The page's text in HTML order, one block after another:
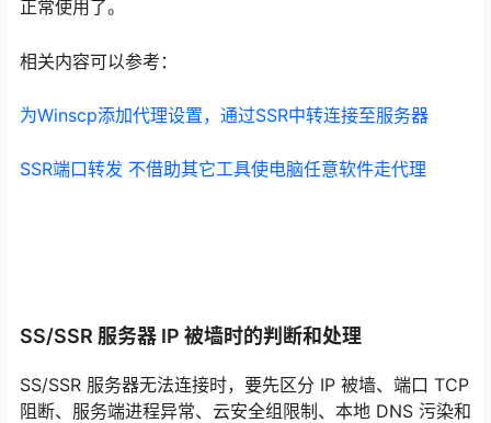
正常使用了。
相关内容可以参考：
为Winscp添加代理设置，通过SSR中转连接至服务器
SSR端口转发 不借助其它工具使电脑任意软件走代理
SS/SSR 服务器 IP 被墙时的判断和处理
SS/SSR 服务器无法连接时，要先区分 IP 被墙、端口 TCP
阻断、服务端进程异常、云安全组限制、本地 DNS 污染和